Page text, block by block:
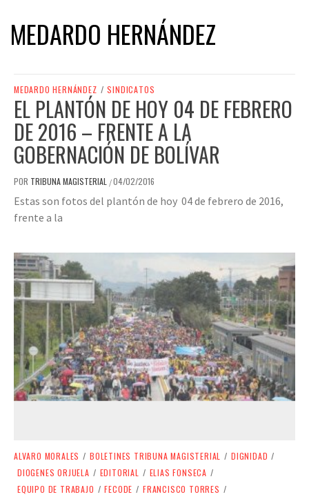
MEDARDO HERNÁNDEZ
MEDARDO HERNÁNDEZ / SINDICATOS
EL PLANTÓN DE HOY 04 DE FEBRERO
DE 2016 – FRENTE A LA
GOBERNACIÓN DE BOLÍVAR
POR TRIBUNA MAGISTERIAL /04/02/2016
Estas son fotos del plantón de hoy 04 de febrero de 2016,
frente a la
ALVARO MORALES / BOLETINES TRIBUNA MAGISTERIAL / DIGNIDAD /
DIOGENES ORJUELA / EDITORIAL / ELIAS FONSECA /
EQUIPO DE TRABAJO / FECODE / FRANCISCO TORRES /